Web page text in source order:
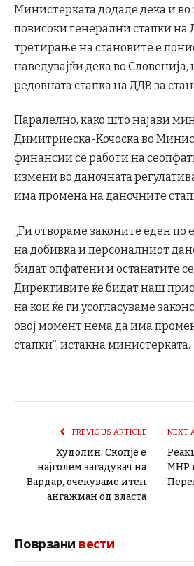
Министерката додаде дека и во
повисоки генерални стапки на
третирање на становите е
наведувајќи дека во
редовната стапка на ДДВ за
Паралелно, како што најави
Димитриеска-Кочоска во
финансии се работи на
измени во даночната
има промена на даночните
„Ги отвораме законите еден по
на добивка и персоналниот
бидат опфатени и останатите
Директивите ќе бидат наш
на кои ќе ги усогласуваме
овој момент нема да има
стапки“, истакна министерката.
PREVIOUS ARTICLE
Худолин: Скопје е
најголем загадувач на
Вардар, очекуваме итен
ангажман од власта
NEXT
МНР
Поврзани вести